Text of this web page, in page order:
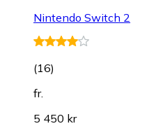
Nintendo Switch 2
(16)
fr.
5 450 kr